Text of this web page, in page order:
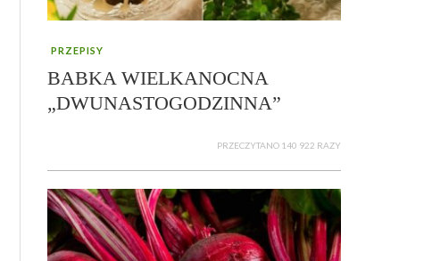
PRZEPISY
BABKA WIELKANOCNA
„DWUNASTOGODZINNA”
PRZECZYTANO 140 922 RAZY